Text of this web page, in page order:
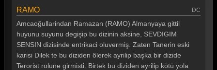
Gönül Dağı 134. Bölüm
Gönül Dağı 133. Bölüm
Gönül Dağı 132. Bölüm
Gönül Dağı 131. Bölüm
RAMO DC
Amcaoğullarindan Ramazan (RAMO) Almanyaya gittil
huyunu suyunu degişip bu dizinin aksine, SEVDIGIM
SENSIN dizisinde entrikaci oluvermiş. Zaten Tanerin eski
karisi Dilek te bu diziden ölerek ayrilip başka bir dizide
Terorist rolune girmisti. Birtek bu diziden ayrilip kötü yola